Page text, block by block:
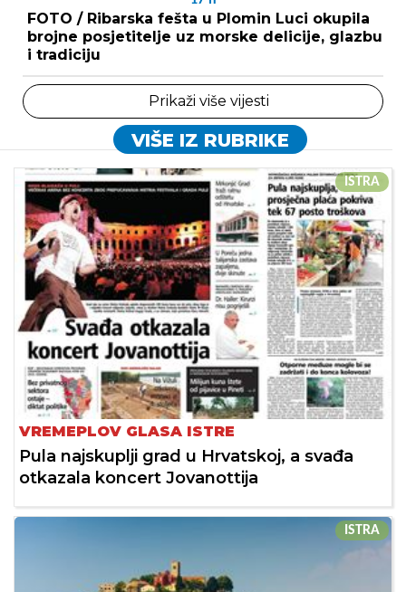
FOTO / Ribarska fešta u Plomin Luci okupila
brojne posjetitelje uz morske delicije, glazbu
i tradiciju
Prikaži više vijesti
VIŠE IZ RUBRIKE
ISTRA
VREMEPLOV GLASA ISTRE
Pula najskuplji grad u Hrvatskoj, a svađa
otkazala koncert Jovanottija
ISTRA